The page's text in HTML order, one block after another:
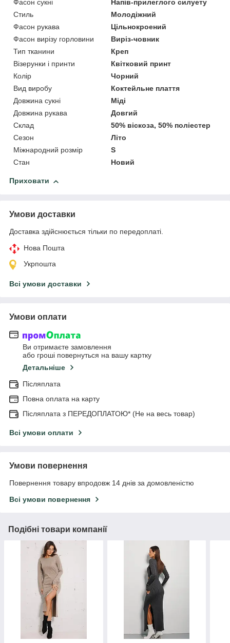
Фасон сукні
Напів-прилеглого силуету
Стиль
Молодіжний
Фасон рукава
Цільнокроений
Фасон вирізу горловини
Виріз-човник
Тип тканини
Креп
Візерунки і принти
Квітковий принт
Колір
Чорний
Вид виробу
Коктейльне плаття
Довжина сукні
Міді
Довжина рукава
Довгий
Склад
50% віскоза, 50% поліестер
Сезон
Літо
Міжнародний розмір
S
Стан
Новий
Приховати
Умови доставки
Доставка здійснюється тільки по передоплаті.
Нова Пошта
Укрпошта
Всі умови доставки
Умови оплати
Ви отримаєте замовлення
або гроші повернуться на вашу картку
Детальніше
Післяплата
Повна оплата на карту
Післяплата з ПЕРЕДОПЛАТОЮ* (Не на весь товар)
Всі умови оплати
Умови повернення
Повернення товару впродовж 14 днів за домовленістю
Всі умови повернення
Подібні товари компанії